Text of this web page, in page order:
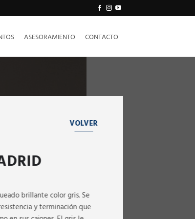
ASESORAMIENTO CONTACTO
VOLVER
brillante color gris. Se
y terminación que